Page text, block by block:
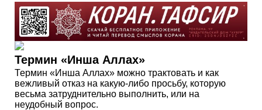
Термин «Инша Аллах»
Термин «Инша Аллах» можно трактовать и как
вежливый отказ на какую-либо просьбу, которую
весьма затруднительно выполнить, или на
неудобный вопрос.